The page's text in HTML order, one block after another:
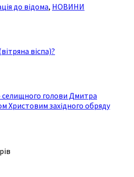
до відома, НОВИНИ
віспа)?
селищного голови Дмитра
Христовим західного обряду